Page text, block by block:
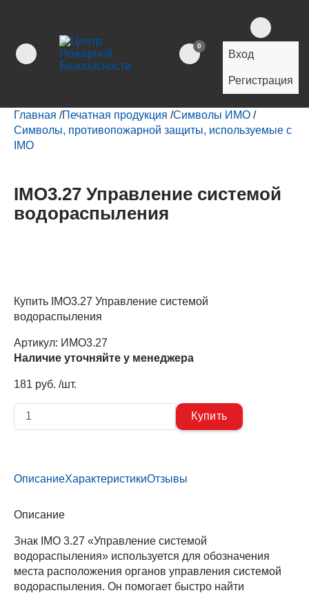
0
Вход
Регистрация
Главная /Печатная продукция /Символы ИМО /
Символы, противопожарной защиты, используемые с
IMO
IMO3.27 Управление системой
водораспыления
Купить IMO3.27 Управление системой
водораспыления
Артикул: ИМО3.27
Наличие уточняйте у менеджера
181 руб. /шт.
ОписаниеХарактеристикиОтзывы
Описание
Знак IMO 3.27 «Управление системой
водораспыления» используется для обозначения
места расположения органов управления системой
водораспыления. Он помогает быстро найти